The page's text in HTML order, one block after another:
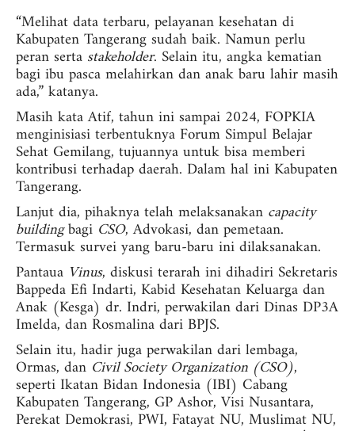
“Melihat data terbaru, pelayanan kesehatan di
Kabupaten Tangerang sudah baik. Namun perlu
peran serta stakeholder. Selain itu, angka kematian
bagi ibu pasca melahirkan dan anak baru lahir masih
ada,” katanya.
Masih kata Atif, tahun ini sampai 2024, FOPKIA
menginisiasi terbentuknya Forum Simpul Belajar
Sehat Gemilang, tujuannya untuk bisa memberi
kontribusi terhadap daerah. Dalam hal ini Kabupaten
Tangerang.
Lanjut dia, pihaknya telah melaksanakan capacity
buildingbagi CSO, Advokasi, dan pemetaan.
Termasuk survei yang baru-baru ini dilaksanakan.
Pantaua Vinus, diskusi terarah ini dihadiri Sekretaris
Bappeda Efi Indarti, Kabid Kesehatan Keluarga dan
Anak (Kesga) dr. Indri, perwakilan dari Dinas DP3A
Imelda, dan Rosmalina dari BPJS.
Selain itu, hadir juga perwakilan dari lembaga,
Ormas, dan Civil Society Organization (CSO),
seperti Ikatan Bidan Indonesia (IBI) Cabang
Kabupaten Tangerang, GP Ashor, Visi Nusantara,
Perekat Demokrasi, PWI, Fatayat NU, Muslimat NU,